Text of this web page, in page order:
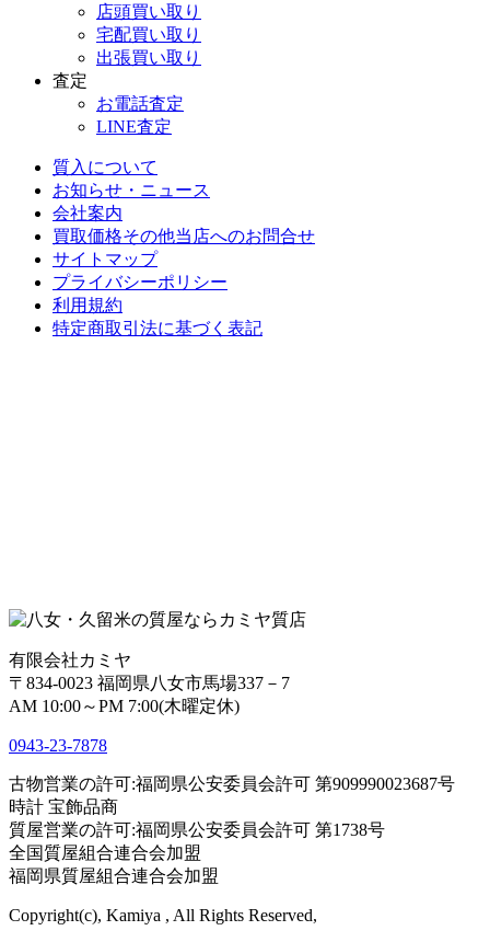
店頭買い取り
宅配買い取り
出張買い取り
査定
お電話査定
LINE査定
質入について
お知らせ・ニュース
会社案内
買取価格その他当店へのお問合せ
サイトマップ
プライバシーポリシー
利用規約
特定商取引法に基づく表記
有限会社カミヤ
〒834-0023 福岡県八女市馬場337－7
AM 10:00～PM 7:00(木曜定休)
0943-23-7878
古物営業の許可:福岡県公安委員会許可 第909990023687号
時計 宝飾品商
質屋営業の許可:福岡県公安委員会許可 第1738号
全国質屋組合連合会加盟
福岡県質屋組合連合会加盟
Copyright(c), Kamiya , All Rights Reserved,